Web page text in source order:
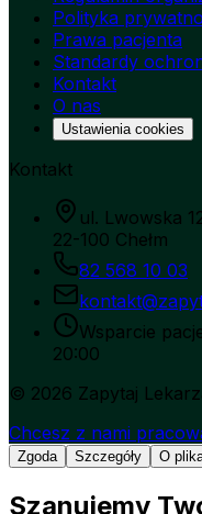
Polityka
Prawa pacjenta
Standardy
Kontakt
O nas
Ustawienia cookies
Kontakt
ul. Lwowska
22-100 Chełm
82 568 10 03
Wsparcie
20:00
© 2026 Zapytaj
Chcesz z nami
Zgoda Szczegóły O
Szanujemy